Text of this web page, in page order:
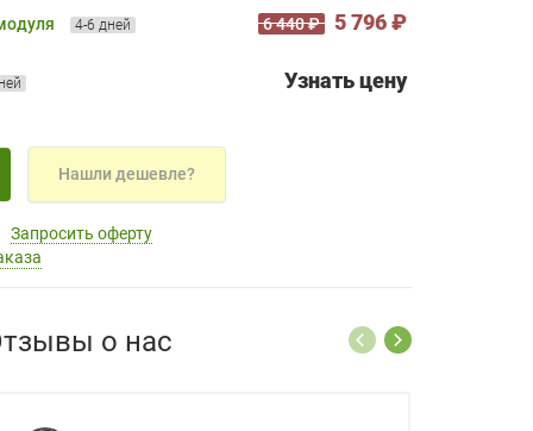
4-6 дней 6 440 ₽ 5 796 ₽
Узнать цену
Нашли дешевле?
Запросить оферту
о нас